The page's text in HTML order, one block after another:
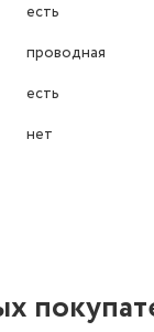
есть
проводная
есть
нет